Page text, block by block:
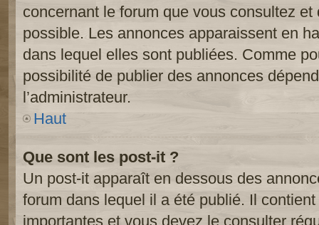
concernant le forum que vous consultez
possible. Les annonces apparaissent en
dans lequel elles sont publiées. Comme
possibilité de publier des annonces
l’administrateur.
Haut
Que sont les post-it ?
Un post-it apparaît en dessous des
forum dans lequel il a été publié. Il
importantes et vous devez le consulter